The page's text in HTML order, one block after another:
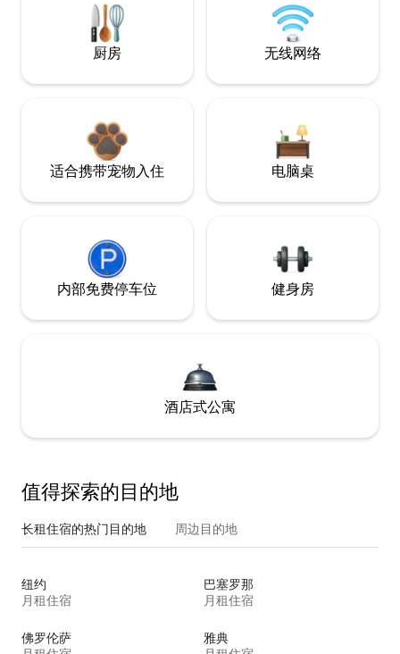
厨房 无线网络
适合携带宠物入住 电脑桌
内部免费停车位 健身房
酒店式公寓
值得探索的目的地
长租住宿的热门目的地 周边目的地
纽约
月租住宿
巴塞罗那
月租住宿
佛罗伦萨
雅典